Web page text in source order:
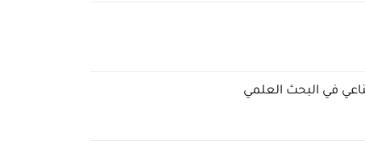
في البحث العلمي